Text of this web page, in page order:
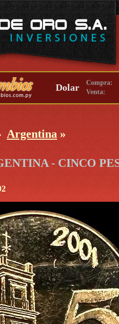
Dolar
Compra:
Venta:
Argentina »
- CINCO